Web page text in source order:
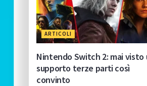
ARTICOLI
Nintendo Switch 2: mai visto
supporto terze parti così
convinto